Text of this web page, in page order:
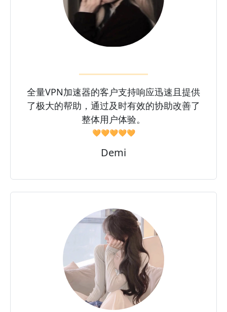
全量VPN加速器的客户支持响应迅速且提供
了极大的帮助，通过及时有效的协助改善了
整体用户体验。
🧡🧡🧡🧡🧡
Demi